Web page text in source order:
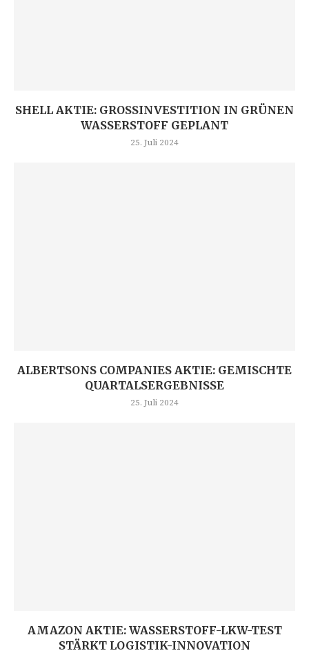
SHELL AKTIE: GROSSINVESTITION IN GRÜNEN W
ASSERSTOFF GEPLANT
25. Juli 2024
ALBERTSONS COMPANIES AKTIE: GEMISCHTE
QUARTALSERGEBNISSE
25. Juli 2024
AMAZON AKTIE: WASSERSTOFF-LKW-TEST
STÄRKT LOGISTIK-INNOVATION